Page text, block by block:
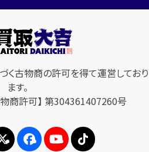
古物商の許可を得て運営しており
ます。
商許可】 第304361407260号